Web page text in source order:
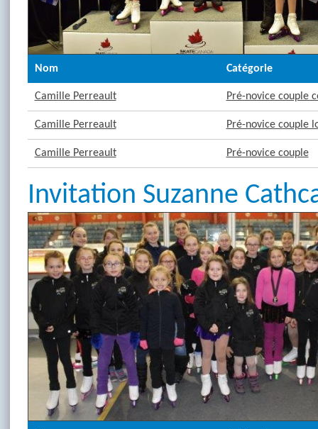
Nom Catégorie
Camille Perreault Pré-novice couple
Camille Perreault Pré-novice couple
Camille Perreault Pré-novice couple
Invitation Suzanne